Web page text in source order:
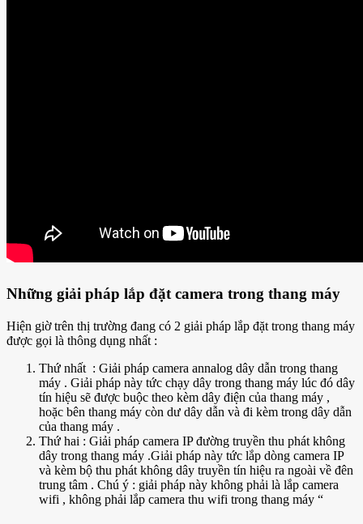
Những giải pháp lắp đặt camera trong thang máy
Hiện giờ trên thị trường đang có 2 giải pháp lắp đặt trong thang máy
được gọi là thông dụng nhất :
Thứ nhất : Giải pháp camera annalog dây dẫn trong thang
máy . Giải pháp này tức chạy dây trong thang máy lúc đó dây
tín hiệu sẽ được buộc theo kèm dây điện của thang máy ,
hoặc bên thang máy còn dư dây dẫn và đi kèm trong dây dẫn
của thang máy .
Thứ hai : Giải pháp camera IP đường truyền thu phát không
dây trong thang máy .Giải pháp này tức lắp dòng camera IP
và kèm bộ thu phát không dây truyền tín hiệu ra ngoài về đên
trung tâm . Chú ý : giải pháp này không phải là lắp camera
wifi , không phải lắp camera thu wifi trong thang máy “